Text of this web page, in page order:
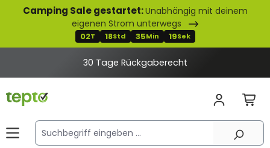
springen
Camping Sale gestartet:Unabhängig mit deinem
eigenen Strom unterwegs
02T 18Std 35Min 19Sek
30 Tage Rückgaberecht